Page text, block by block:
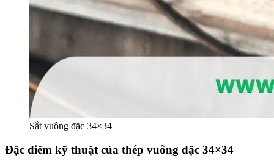
Sắt vuông đặc 34×34
Đặc điểm kỹ thuật của thép vuông đặc 34×34